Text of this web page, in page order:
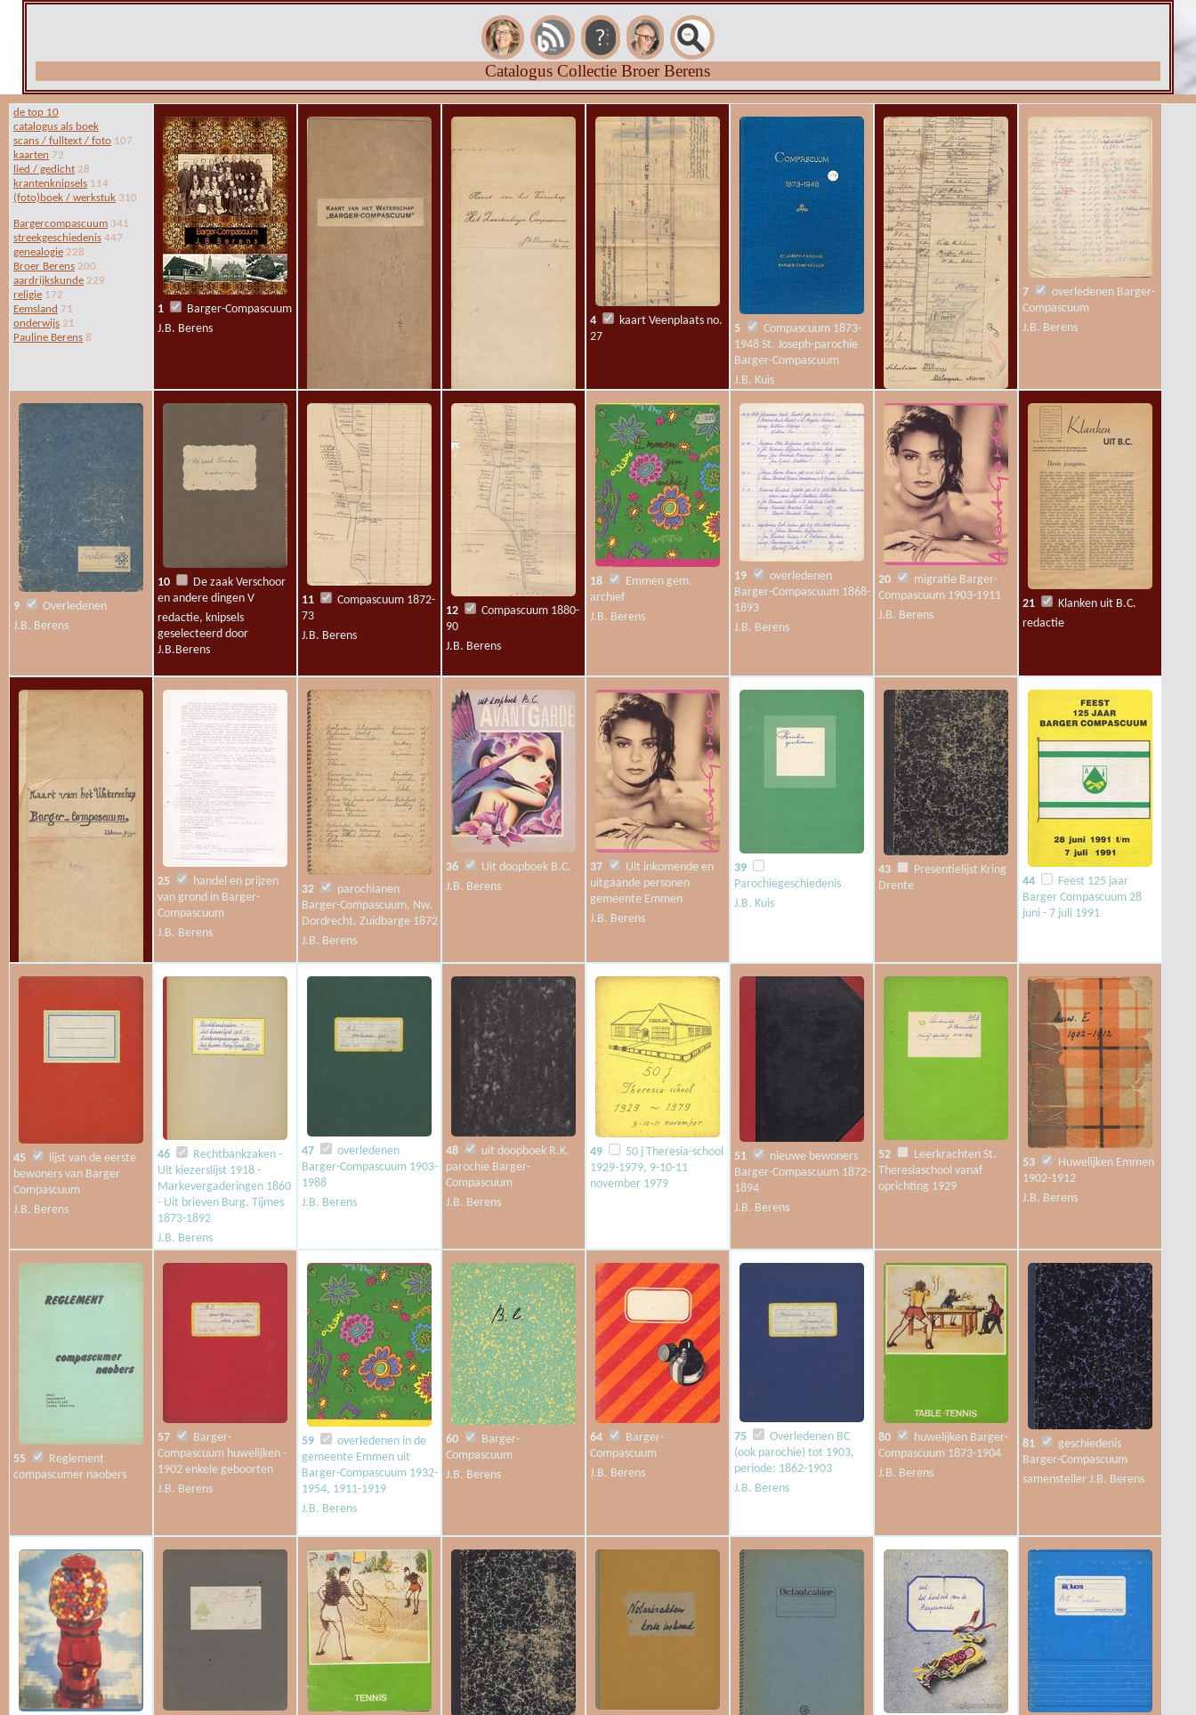
Catalogus Collectie Broer Berens
de top 10
catalogus als boek
scans / fulltext / foto 107
kaarten 72
lied / gedicht 28
krantenknipsels 114
(foto)boek / werkstuk 310
Bargercompascuum 341
streekgeschiedenis 447
genealogie 228
Broer Berens 200
aardrijkskunde 229
religie 172
Eemsland 71
onderwijs 21
Pauline Berens 8
1
Barger-Compascuum
J.B. Berens
Kaart van het
Waterschap Barger-
Compascuum
Kaart van het
Veenschap Het
Zwartenberger
Compascuum
J.B. Berens
4
kaart Veenplaats no.
27
5
Compascuum 1873-
1948 St. Joseph-parochie
Barger-Compascuum
J.B. Kuis
6
kaart veenplaats 28-
43 Barger-Compascuum, 1-
2 Zwartemeer, en het
Hebelermeerse
Compascuum
J.B. Berens
7
overledenen Barger-
Compascuum
J.B. Berens
9
Overledenen
J.B. Berens
10
De zaak Verschoor
en andere dingen V
redactie, knipsels
geselecteerd door
J.B.Berens
11
Compascuum 1872-
73
J.B. Berens
12
Compascuum 1880-
90
J.B. Berens
18
Emmen gem.
archief
J.B. Berens
19
overledenen
Barger-Compascuum 1868-
1893
J.B. Berens
20
migratie Barger-
Compascuum 1903-1911
J.B. Berens
21
Klanken uit B.C.
redactie
Waterschap Barger-
Compascuum
J.B. Berens
25
handel en prijzen
van grond in Barger-
Compascuum
J.B. Berens
32
parochianen
Barger-Compascuum, Nw.
Dordrecht, Zuidbarge 1872
J.B. Berens
36
Uit doopboek B.C.
J.B. Berens
37
Uit inkomende en
uitgaande personen
gemeente Emmen
J.B. Berens
39
Parochiegeschiedenis
J.B. Kuis
43
Presentielijst Kring
Drente
44
Feest 125 jaar
Barger Compascuum 28
juni - 7 juli 1991
45
lijst van de eerste
bewoners van Barger
Compascuum
J.B. Berens
46
Rechtbankzaken -
Uit kiezerslijst 1918 -
Markevergaderingen 1860
- Uit brieven Burg. Tijmes
1873-1892
J.B. Berens
47
overledenen
Barger-Compascuum 1903-
1988
J.B. Berens
48
uit doopboek R.K.
parochie Barger-
Compascuum
J.B. Berens
49
50 j Theresia-school
1929-1979, 9-10-11
november 1979
51
nieuwe bewoners
Barger-Compascuum 1872-
1894
J.B. Berens
52
Leerkrachten St.
Theresiaschool vanaf
oprichting 1929
53
Huwelijken Emmen
1902-1912
J.B. Berens
55
Reglement
compascumer naobers
57
Barger-
Compascuum huwelijken -
1902 enkele geboorten
J.B. Berens
59
overledenen in de
gemeente Emmen uit
Barger-Compascuum 1932-
1954, 1911-1919
J.B. Berens
60
Barger-
Compascuum
J.B. Berens
64
Barger-
Compascuum
J.B. Berens
75
Overledenen BC
(ook parochie) tot 1903,
periode: 1862-1903
J.B. Berens
80
huwelijken Barger-
Compascuum 1873-1904
J.B. Berens
81
geschiedenis
Barger-Compascuum
samensteller J.B. Berens